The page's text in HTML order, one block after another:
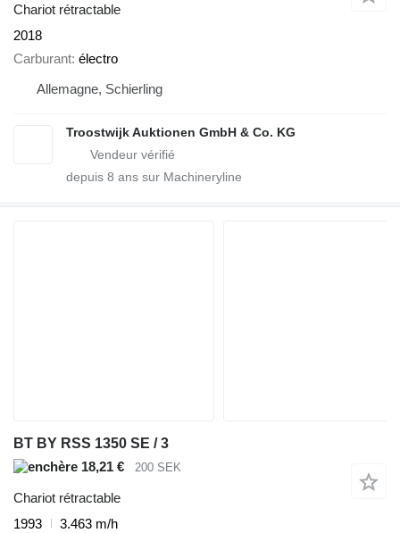
Chariot rétractable
2018
Carburant électro
Allemagne, Schierling
Troostwijk Auktionen GmbH & Co. KG
depuis 8 ans sur Machineryline
BT BY RSS 1350 SE / 3
18,21 €
200 SEK
Chariot rétractable
1993
3.463 m/h